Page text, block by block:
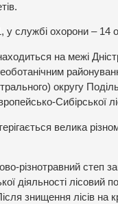
у службі охорони – 14
на межі
округу
Сибірської
велика
різнотравний степ
діяльності лісовий
знищення лісів на